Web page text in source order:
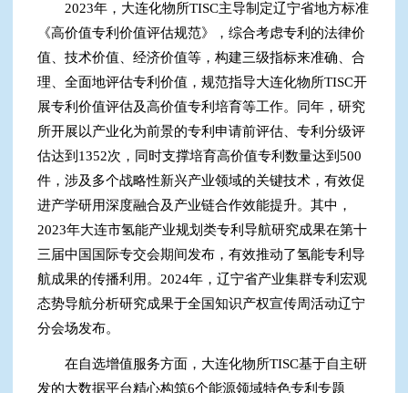
2023年，大连化物所TISC主导制定辽宁省地方标准
《高价值专利价值评估规范》，综合考虑专利的法律价
值、技术价值、经济价值等，构建三级指标来准确、合
理、全面地评估专利价值，规范指导大连化物所TISC开
展专利价值评估及高价值专利培育等工作。同年，研究
所开展以产业化为前景的专利申请前评估、专利分级评
估达到1352次，同时支撑培育高价值专利数量达到500
件，涉及多个战略性新兴产业领域的关键技术，有效促
进产学研用深度融合及产业链合作效能提升。其中，
2023年大连市氢能产业规划类专利导航研究成果在第十
三届中国国际专交会期间发布，有效推动了氢能专利导
航成果的传播利用。2024年，辽宁省产业集群专利宏观
态势导航分析研究成果于全国知识产权宣传周活动辽宁
分会场发布。
在自选增值服务方面，大连化物所TISC基于自主研
发的大数据平台精心构筑6个能源领域特色专利专题